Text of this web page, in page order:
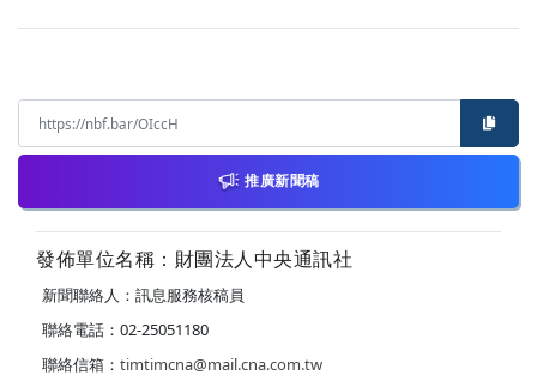
推廣新聞稿
發佈單位名稱：財團法人中央通訊社
新聞聯絡人：訊息服務核稿員
聯絡電話：02-25051180
聯絡信箱： timtimcna@mail.cna.com.tw